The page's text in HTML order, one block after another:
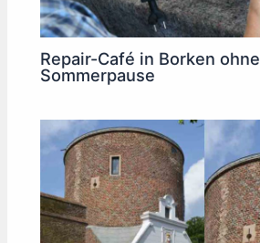
Repair-Café in Borken ohne
Sommerpause